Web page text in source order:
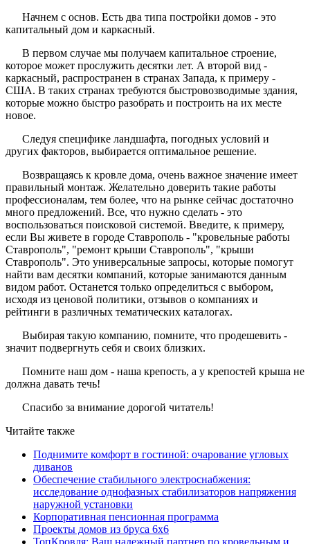
Начнем с основ. Есть два типа постройки домов - это
капитальный дом и каркасный.
В первом случае мы получаем капитальное строение,
которое может прослужить десятки лет. А второй вид -
каркасный, распространен в странах Запада, к примеру -
США. В таких странах требуются быстровозводимые здания,
которые можно быстро разобрать и построить на их месте
новое.
Следуя специфике ландшафта, погодных условий и
других факторов, выбирается оптимальное решение.
Возвращаясь к кровле дома, очень важное значение имеет
правильный монтаж. Желательно доверить такие работы
профессионалам, тем более, что на рынке сейчас достаточно
много предложений. Все, что нужно сделать - это
воспользоваться поисковой системой. Введите, к примеру,
если Вы живете в городе Ставрополь - "кровельные работы
Ставрополь", "ремонт крыши Ставрополь", "крыши
Ставрополь". Это универсальные запросы, которые помогут
найти вам десятки компаний, которые занимаются данным
видом работ. Останется только определиться с выбором,
исходя из ценовой политики, отзывов о компаниях и
рейтинги в различных тематических каталогах.
Выбирая такую компанию, помните, что продешевить -
значит подвергнуть себя и своих близких.
Помните наш дом - наша крепость, а у крепостей крыша не
должна давать течь!
Спасибо за внимание дорогой читатель!
Читайте также
Поднимите комфорт в гостиной: очарование угловых
диванов
Обеспечение стабильного электроснабжения:
исследование однофазных стабилизаторов напряжения
наружной установки
Корпоративная пенсионная программа
Проекты домов из бруса 6х6
ТопКровля: Ваш надежный партнер по кровельным и